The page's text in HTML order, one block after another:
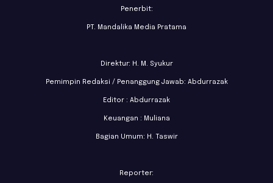
Penerbit:
PT. Mandalika Media Pratama
Direktur: H. M. Syukur
Pemimpin Redaksi / Penanggung Jawab: Abdurrazak
Editor : Abdurrazak
Keuangan : Muliana
Bagian Umum: H. Taswir
Reporter: